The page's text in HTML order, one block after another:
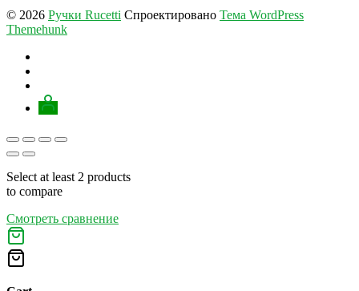
© 2026 Ручки Rucetti Спроектировано Тема WordPress
Themehunk
Select at least 2 products
to compare
Смотреть сравнение